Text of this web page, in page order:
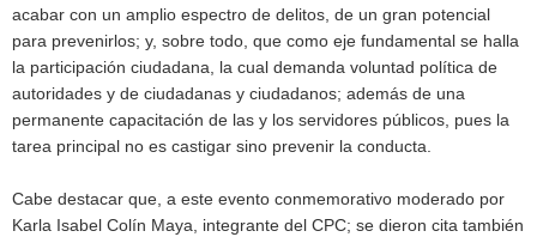
acabar con un amplio espectro de delitos, de un gran potencial
para prevenirlos; y, sobre todo, que como eje fundamental se halla
la participación ciudadana, la cual demanda voluntad política de
autoridades y de ciudadanas y ciudadanos; además de una
permanente capacitación de las y los servidores públicos, pues la
tarea principal no es castigar sino prevenir la conducta.
Cabe destacar que, a este evento conmemorativo moderado por
Karla Isabel Colín Maya, integrante del CPC; se dieron cita también